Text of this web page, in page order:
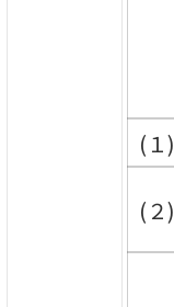
(１)
(２)